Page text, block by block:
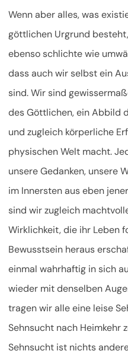
Wenn aber alles, was
göttlichen Urgrund
ebenso schlichte wie
dass auch wir selbst ein
sind. Wir sind
des Göttlichen, ein Abbild
und zugleich körperliche
physischen Welt macht.
unsere Gedanken, unsere
im Innersten aus eben
sind wir zugleich
Wirklichkeit, die ihr Leben
Bewusstsein heraus
einmal wahrhaftig in sich
wieder mit denselben
tragen wir alle eine leise
Sehnsucht nach Heimkehr
Sehnsucht ist nichts